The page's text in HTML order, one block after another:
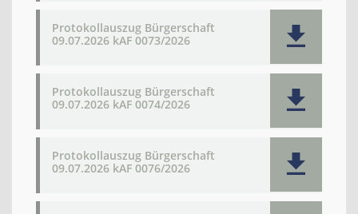
Protokollauszug Bürgerschaft
09.07.2026 kAF 0073/2026
Protokollauszug Bürgerschaft
09.07.2026 kAF 0074/2026
Protokollauszug Bürgerschaft
09.07.2026 kAF 0076/2026